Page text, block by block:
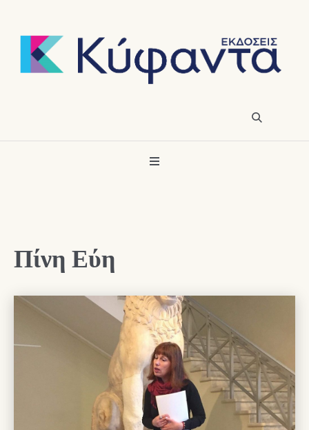
Πίνη Εύη